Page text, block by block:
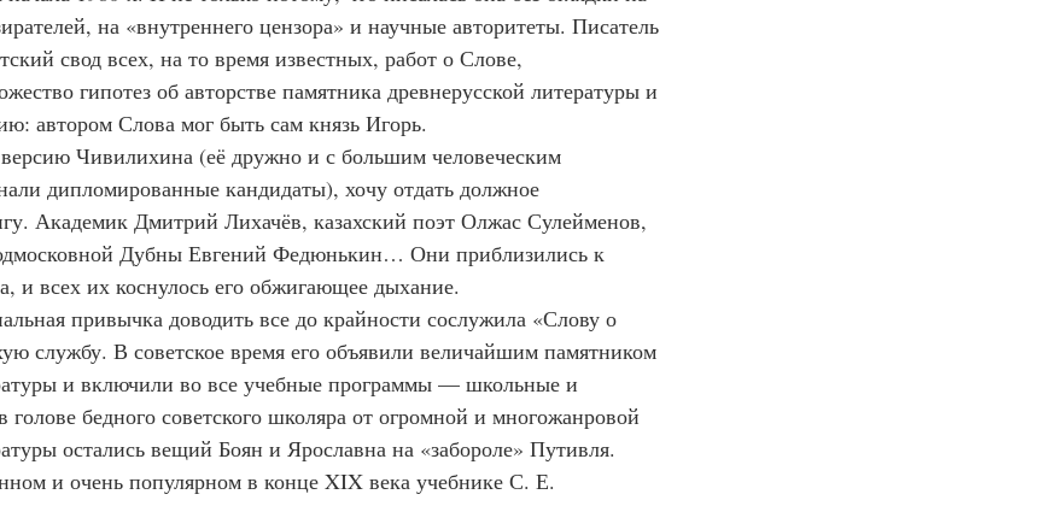
на «внутреннего цензора» и научные авторитеты. Писатель
свод всех, на то время известных, работ о Слове,
гипотез об авторстве памятника древнерусской литературы и
автором Слова мог быть сам князь Игорь.
дипломированные кандидаты), хочу отдать должное
Академик Дмитрий Лихачёв, казахский поэт Олжас Сулейменов,
Дубны Евгений Федюнькин… Они приблизились к
и всех их коснулось его обжигающее дыхание.
службу. В советское время его объявили величайшим памятником
и включили во все учебные программы — школьные и
голове бедного советского школяра от огромной и многожанровой
остались вещий Боян и Ярославна на «забороле» Путивля.
и очень популярном в конце XIX века учебнике С. Е.